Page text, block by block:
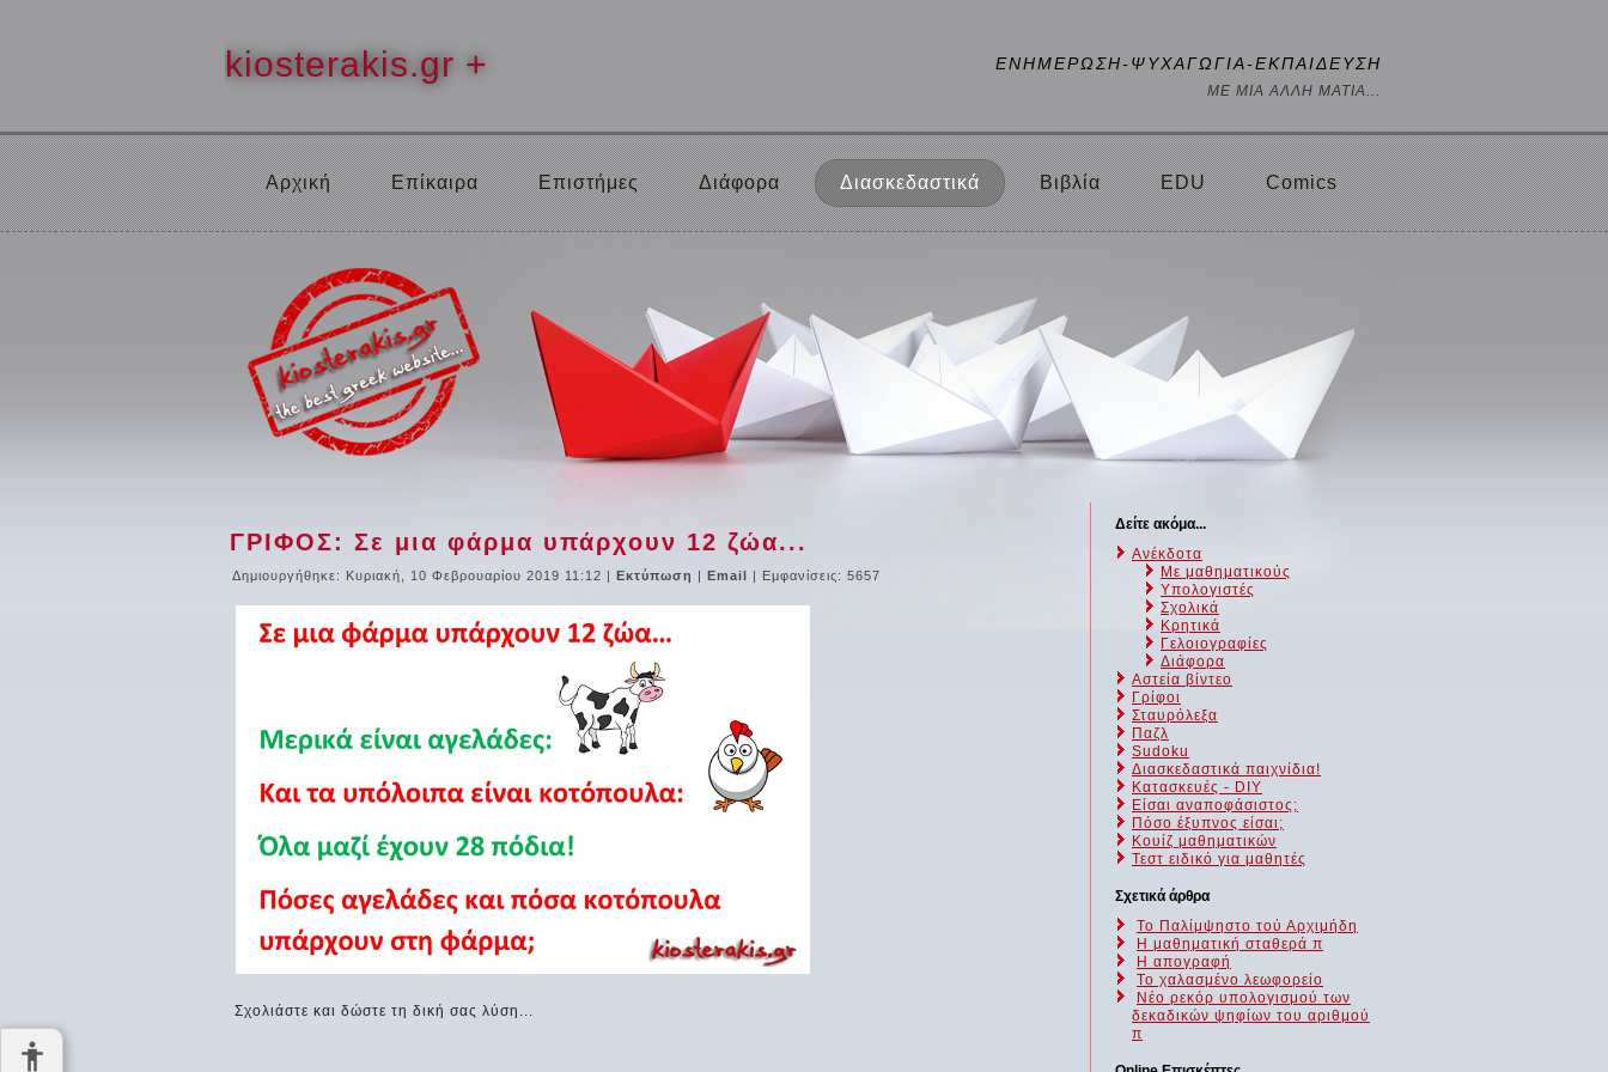
kiosterakis.gr + ΕΝΗΜΕΡΩΣΗ-ΨΥΧΑΓΩΓΙΑ-ΕΚΠΑΙΔΕΥΣΗ
ΜΕ ΜΙΑ ΑΛΛΗ ΜΑΤΙΑ...
Αρχική Επίκαιρα Επιστήμες Διάφορα Διασκεδαστικά Βιβλία EDU Comics
ΓΡΙΦΟΣ: Σε μια φάρμα υπάρχουν 12 ζώα...
Δημιουργήθηκε: Κυριακή, 10 Φεβρουαρίου 2019 11:12 | Εκτύπωση | Email | Εμφανίσεις: 5657
Σχολιάστε και δώστε τη δική σας λύση...
Δείτε ακόμα...
Ανέκδοτα
Με μαθηματικούς
Υπολογιστές
Σχολικά
Κρητικά
Γελοιογραφίες
Διάφορα
Αστεία βίντεο
Γρίφοι
Σταυρόλεξα
Παζλ
Sudoku
Διασκεδαστικά παιχνίδια!
Κατασκευές - DIY
Είσαι αναποφάσιστος;
Πόσο έξυπνος είσαι;
Kουίζ μαθηματικών
Τεστ ειδικό για μαθητές
Σχετικά άρθρα
Το Παλίμψηστο τού Αρχιμήδη
Η μαθηματική σταθερά π
Η απογραφή
Το χαλασμένο λεωφορείο
Νέο ρεκόρ υπολογισμού των
δεκαδικών ψηφίων του αριθμού
π